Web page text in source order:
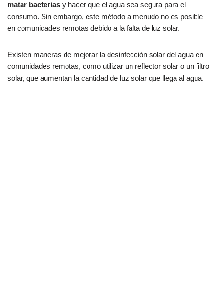
matar bacterias y hacer que el agua sea segura para el
consumo. Sin embargo, este método a menudo no es posible
en comunidades remotas debido a la falta de luz solar.
Existen maneras de mejorar la desinfección solar del agua en
comunidades remotas, como utilizar un reflector solar o un filtro
solar, que aumentan la cantidad de luz solar que llega al agua.